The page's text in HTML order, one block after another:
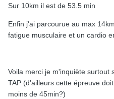
Sur 10km il est de 53.5 min
Enfin j'ai parcourue au max
fatigue musculaire et un cardio
Voila merci je m'inquiète surtout
TAP (d'ailleurs cette épreuve
moins de 45min?)